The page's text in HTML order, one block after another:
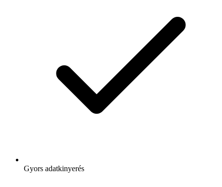
Gyors adatkinyerés